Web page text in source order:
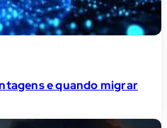
e quando migrar